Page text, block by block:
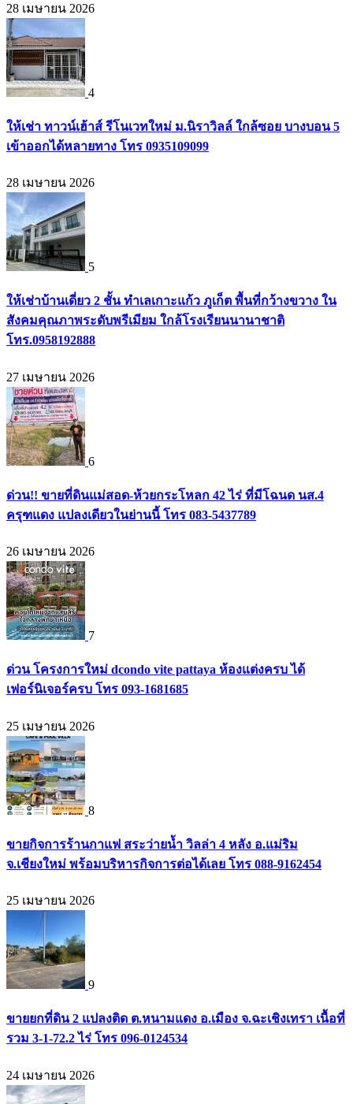
28 เมษายน 2026
4
ให้เช่า ทาวน์เฮ้าส์ รีโนเวทใหม่ ม.นิราวิลล์ ใกล้ซอย บางบอน 5
เข้าออกได้หลายทาง โทร 0935109099
28 เมษายน 2026
5
ให้เช่าบ้านเดี่ยว 2 ชั้น ทำเลเกาะแก้ว ภูเก็ต พื้นที่กว้างขวาง ใน
สังคมคุณภาพระดับพรีเมียม ใกล้โรงเรียนนานาชาติ
โทร.0958192888
27 เมษายน 2026
6
ด่วน!! ขายที่ดินแม่สอด-ห้วยกระโหลก 42 ไร่ ที่มีโฉนด นส.4
ครุฑแดง แปลงเดียวในย่านนี้ โทร 083-5437789
26 เมษายน 2026
7
ด่วน โครงการใหม่ dcondo vite pattaya ห้องแต่งครบ ได้
เฟอร์นิเจอร์ครบ โทร 093-1681685
25 เมษายน 2026
8
ขายกิจการร้านกาแฟ สระว่ายน้ำ วิลล่า 4 หลัง อ.แม่ริม
จ.เชียงใหม่ พร้อมบริหารกิจการต่อได้เลย โทร 088-9162454
25 เมษายน 2026
9
ขายยกที่ดิน 2 แปลงติด ต.หนามแดง อ.เมือง จ.ฉะเชิงเทรา เนื้อที่
รวม 3-1-72.2 ไร่ โทร 096-0124534
24 เมษายน 2026